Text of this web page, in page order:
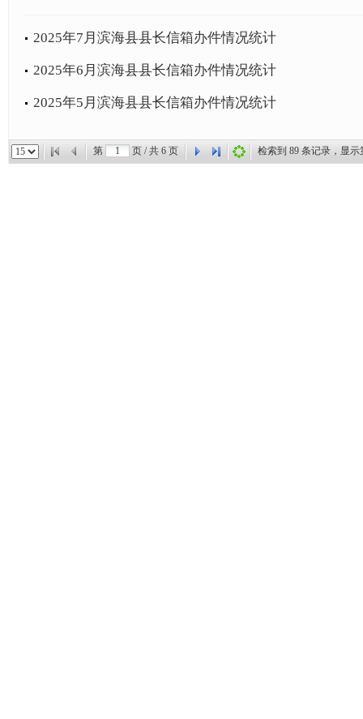
2025年7月滨海县县长信箱办件情况统计
2025年6月滨海县县长信箱办件情况统计
2025年5月滨海县县长信箱办件情况统计
第 页 / 共 6 页 检索到 89 条记录，显